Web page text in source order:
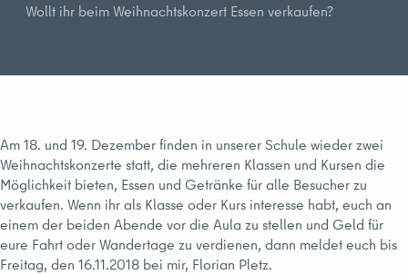
Wollt ihr beim Weihnachtskonzert Essen verkaufen?
Am 18. und 19. Dezember finden in unserer Schule wieder zwei
Weihnachtskonzerte statt, die mehreren Klassen und Kursen die
Möglichkeit bieten, Essen und Getränke für alle Besucher zu
verkaufen. Wenn ihr als Klasse oder Kurs interesse habt, euch an
einem der beiden Abende vor die Aula zu stellen und Geld für
eure Fahrt oder Wandertage zu verdienen, dann meldet euch bis
Freitag, den 16.11.2018 bei mir, Florian Pletz.